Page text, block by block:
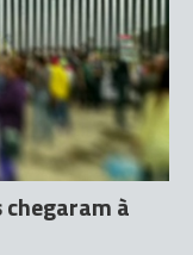
chegaram à